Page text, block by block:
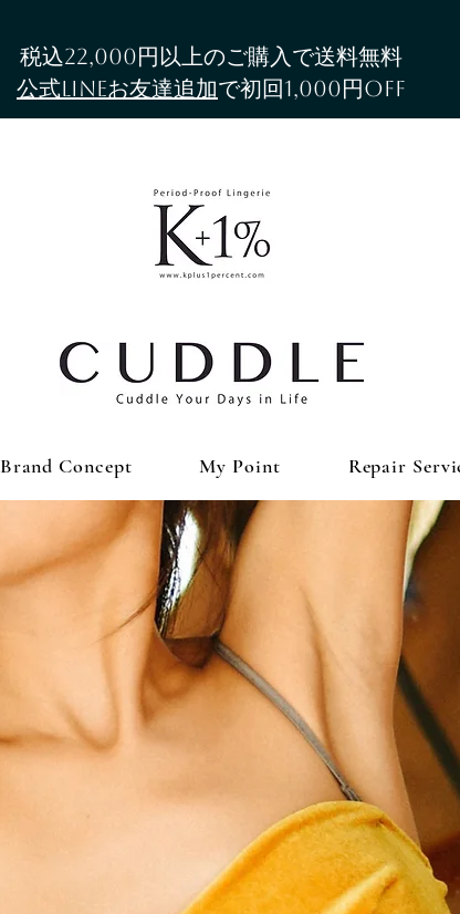
税込22,000円以上のご購入で送料無料​
公式LINEお友達追加で初回1,000円OFF
Brand Concept My Point Repair